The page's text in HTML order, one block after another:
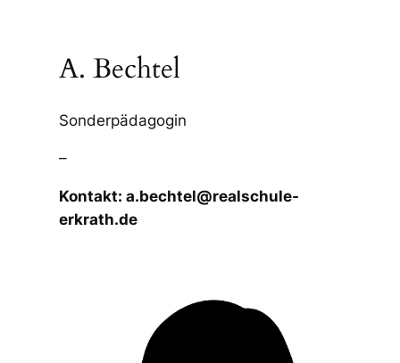
A. Bechtel
Sonderpädagogin
–
Kontakt: a.bechtel@realschule-
erkrath.de